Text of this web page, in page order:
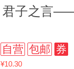
君子之言
自营 包邮 券
¥10.30